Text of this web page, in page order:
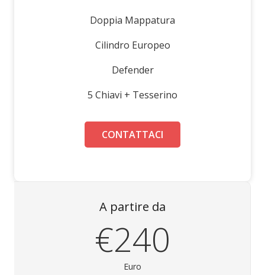
Doppia Mappatura
Cilindro Europeo
Defender
5 Chiavi + Tesserino
CONTATTACI
A partire da
€240
Euro